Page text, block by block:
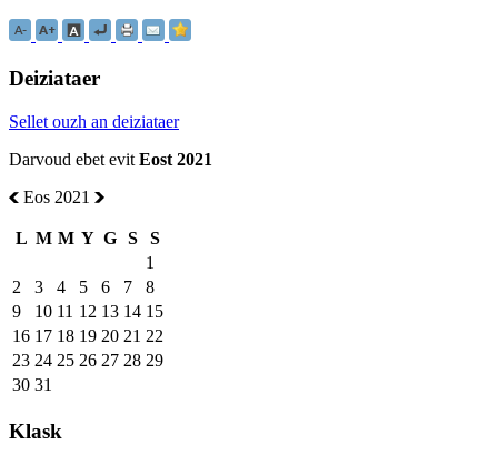
Deiziataer
Sellet ouzh an deiziataer
Darvoud ebet evit Eost 2021
Eos 2021
L M M Y G S
S
1
2
3 4 5 6 7
8
9
10 11 12 13 14 15
16 17 18 19 20 21 22
23 24 25 26 27 28 29
30 31
Klask